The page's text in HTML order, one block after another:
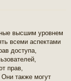
высшим уровнем
всеми аспектами
доступа,
прав,
также могут